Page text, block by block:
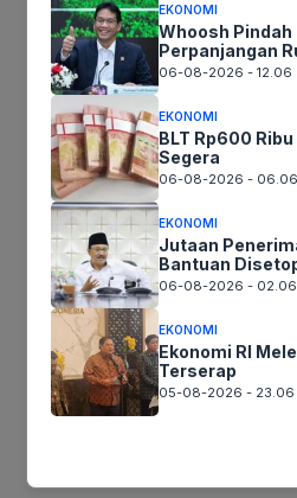
Tinggalkan komentar
Komentar
Nama
Surel
EKONOMI
Whoosh Pindah
Perpanjangan
06-08-2026 - 12.06
EKONOMI
BLT Rp600
Segera
06-08-2026 - 06.06
EKONOMI
Jutaan
Bantuan
06-08-2026 - 02.06
EKONOMI
Ekonomi RI
Terserap
05-08-2026 - 23.06